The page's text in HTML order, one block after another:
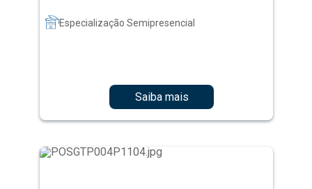
Especialização Semipresencial
Saiba mais